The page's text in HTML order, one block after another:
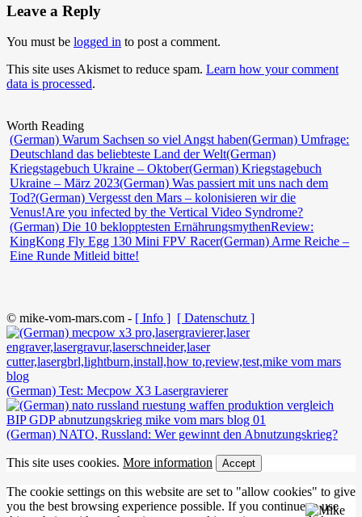
Leave a Reply
You must be logged in to post a comment.
This site uses Akismet to reduce spam. Learn how your comment
data is processed.
Worth Reading
(German) Warum Sachsen so viel Angst haben(German) Umfrage:
Deutschland das beliebteste Land der Welt(German)
Kriegstagebuch Ukraine – Oktober(German) Kriegstagebuch
Ukraine – März 2023(German) Was passiert mit uns nach dem
Tod?(German) Vergesst den Mars – kolonisieren wir die
Venus!Are you infected by the Vertical Video Syndrome?
(German) Die 10 beklopptesten ErnährungsmythenReview:
KingKong Fly Egg 130 Mini FPV Racer(German) Arme Reiche –
Eine Runde Mitleid bitte!
© mike-vom-mars.com - [ Info ] [ Datenschutz ]
(German) Test: Mecpow X3 Lasergravierer
(German) NATO, Russland: Wer gewinnt den Abnutzungskrieg?
This site uses cookies. More information Accept
The cookie settings on this website are set to "allow cookies" to give
you the best browsing experience possible. If you continue to use